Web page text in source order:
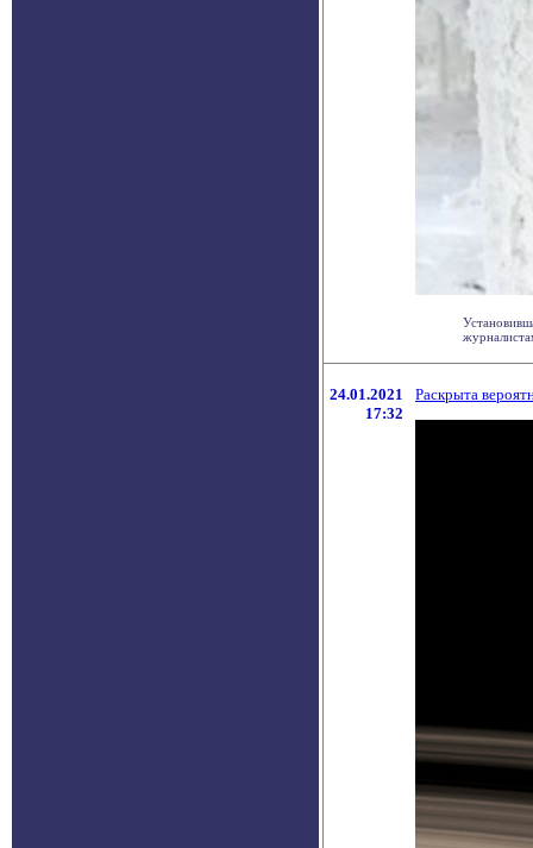
24.01.2021
17:32
Раскрыта